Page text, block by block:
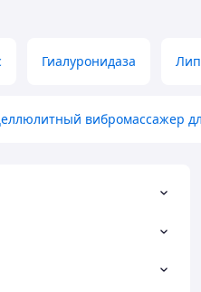
Гиалуронидаза
вибромассажер